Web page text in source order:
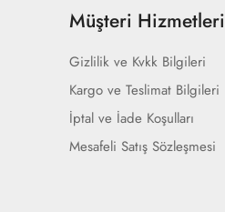
Müşteri Hizmetleri
Gizlilik ve Kvkk Bilgileri
Kargo ve Teslimat Bilgileri
İptal ve İade Koşulları
Mesafeli Satış Sözleşmesi